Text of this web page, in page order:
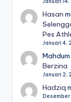
Hasan
Pes
Januari 4,
Mahdum
Berzina
Januari 2,
Hadziq